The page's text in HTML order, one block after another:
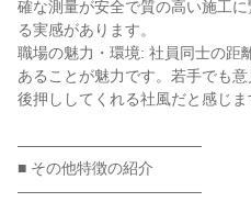
確な測量が安全で質の高い施工
る実感があります。
職場の魅力・環境: 社員同士の距
あることが魅力です。若手でも
後押ししてくれる社風だと感じま
――――――――――――
■ その他特徴の紹介
――――――――――――